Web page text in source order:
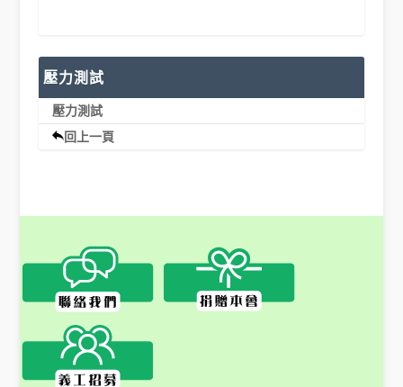
壓力測試
壓力測試
回上一頁